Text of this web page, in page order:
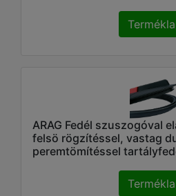
ARAG Fedél szuszogóval
felsö rögzítéssel, vastag
peremtömítéssel